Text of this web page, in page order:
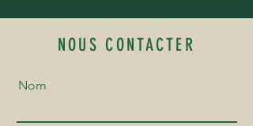
NOUS CONTACTER
Nom